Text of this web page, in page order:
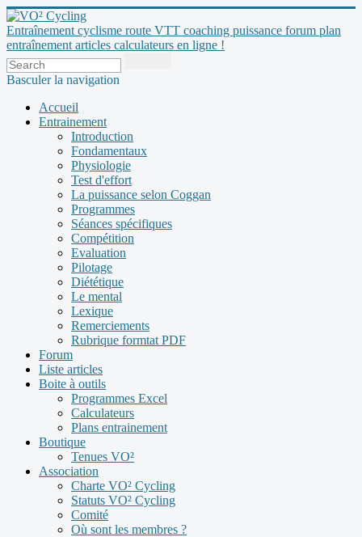
Entraînement cyclisme route VTT coaching puissance forum plan
entraînement articles calculateurs en ligne !
Basculer la navigation
Accueil
Entrainement
Introduction
Fondamentaux
Physiologie
Test d'effort
La puissance selon Coggan
Programmes
Séances spécifiques
Compétition
Evaluation
Pilotage
Diététique
Le mental
Lexique
Remerciements
Rubrique formtat PDF
Forum
Liste articles
Boite à outils
Programmes Excel
Calculateurs
Plans entrainement
Boutique
Tenues VO²
Association
Charte VO² Cycling
Statuts VO² Cycling
Comité
Où sont les membres ?